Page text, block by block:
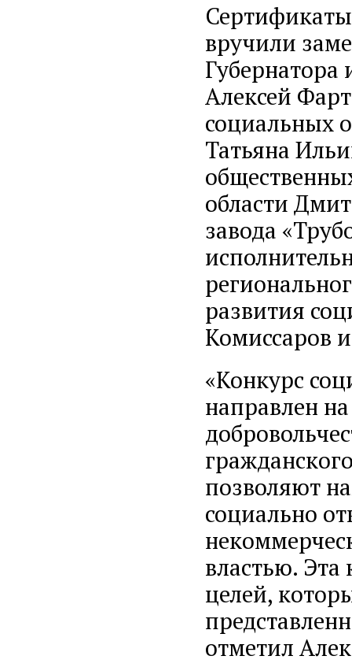
вручили
Губернатора
Алексей
социальных
Татьяна
области
завода
развития
Комиссаров
«Конкурс
направлен
позволяют
социально
властью. Эта
целей,
отметил